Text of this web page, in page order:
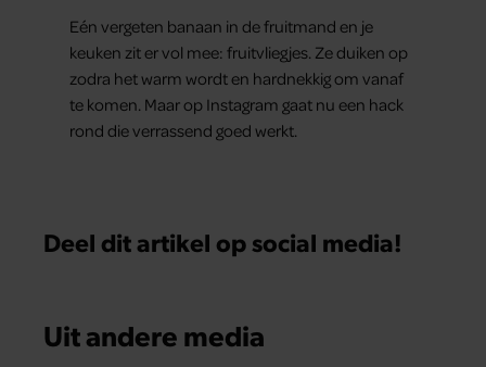
Eén vergeten banaan in de fruitmand en je
keuken zit er vol mee: fruitvliegjes. Ze duiken op
zodra het warm wordt en hardnekkig om vanaf
te komen. Maar op Instagram gaat nu een hack
rond die verrassend goed werkt.
Deel dit artikel op social media!
Uit andere media